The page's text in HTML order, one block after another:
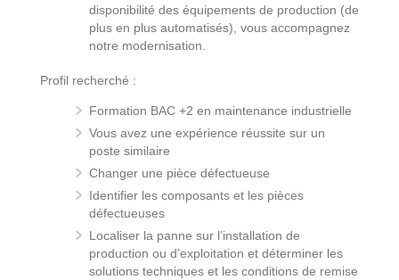
disponibilité des équipements de production (de
plus en plus automatisés), vous accompagnez
notre modernisation.
Profil recherché :
Formation BAC +2 en maintenance industrielle
Vous avez une expérience réussite sur un
poste similaire
Changer une pièce défectueuse
Identifier les composants et les pièces
défectueuses
Localiser la panne sur l’installation de
production ou d’exploitation et déterminer les
solutions techniques et les conditions de remise